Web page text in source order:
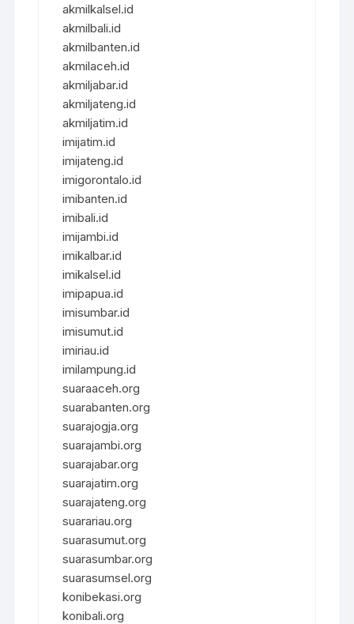
akmilkalsel.id
akmilbali.id
akmilbanten.id
akmilaceh.id
akmiljabar.id
akmiljateng.id
akmiljatim.id
imijatim.id
imijateng.id
imigorontalo.id
imibanten.id
imibali.id
imijambi.id
imikalbar.id
imikalsel.id
imipapua.id
imisumbar.id
imisumut.id
imiriau.id
imilampung.id
suaraaceh.org
suarabanten.org
suarajogja.org
suarajambi.org
suarajabar.org
suarajatim.org
suarajateng.org
suarariau.org
suarasumut.org
suarasumbar.org
suarasumsel.org
konibekasi.org
konibali.org